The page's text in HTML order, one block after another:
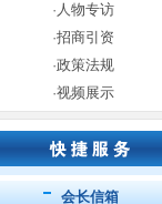
· 人物专访
·招商引资
·政策法规
·视频展示
会长信箱